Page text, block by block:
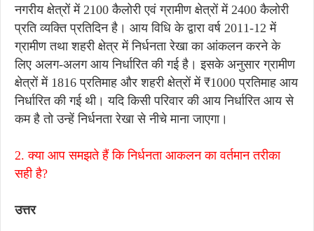
नगरीय क्षेत्रों में 2100 कैलोरी एवं ग्रामीण क्षेत्रों में 2400 कैलोरी
प्रति व्यक्ति प्रतिदिन है। आय विधि के द्वारा वर्ष 2011-12 में
ग्रामीण तथा शहरी क्षेत्र में निर्धनता रेखा का आंकलन करने के
लिए अलग-अलग आय निर्धारित की गई है। इसके अनुसार ग्रामीण
क्षेत्रों में 1816 प्रतिमाह और शहरी क्षेत्रों में ₹1000 प्रतिमाह आय
निर्धारित की गई थी। यदि किसी परिवार की आय निर्धारित आय से
कम है तो उन्हें निर्धनता रेखा से नीचे माना जाएगा।
2. क्या आप समझते हैं कि निर्धनता आकलन का वर्तमान तरीका
सही है?
उत्तर